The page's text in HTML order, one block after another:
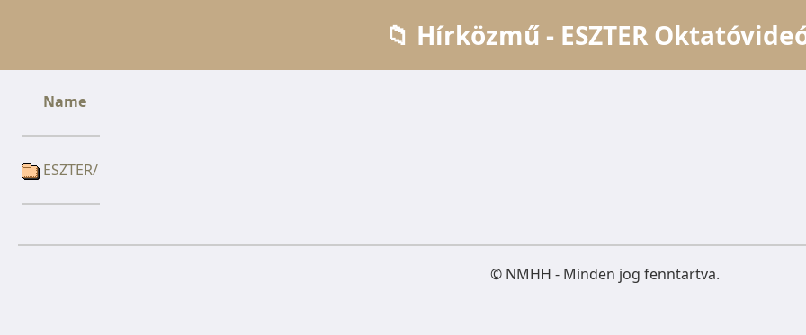
📁 Hírközmű - ESZTER
Name
ESZTER/
© NMHH - Minden jog fenntartva.